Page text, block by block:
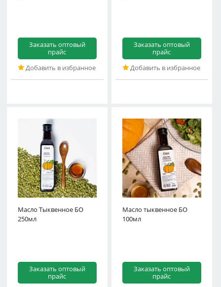
Заказать оптовый
прайс
Добавить в избранное
Заказать оптовый
прайс
Добавить в избранное
Масло Тыквенное БО
250мл
Заказать оптовый
прайс
Масло тыквенное БО
100мл
Заказать оптовый
прайс